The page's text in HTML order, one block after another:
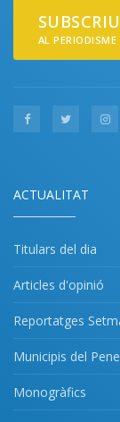
AL PERIODISME
ACTUALITAT
Titulars del dia
Articles d'opinió
Reportatges
Municipis del
Monogràfics